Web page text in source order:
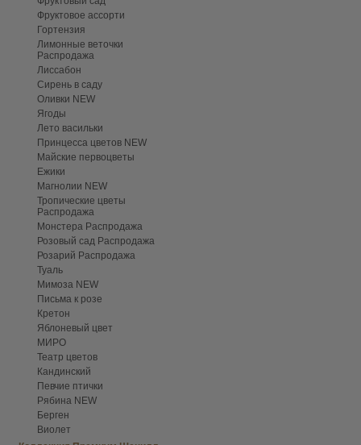
Фруктовое ассорти
Гортензия
Лимонные веточки
Распродажа
Лиссабон
Сирень в саду
Оливки NEW
Ягоды
Лето васильки
Принцесса цветов NEW
Майские первоцветы
Ежики
Магнолии NEW
Тропические цветы
Распродажа
Монстера Распродажа
Розовый сад Распродажа
Розарий Распродажа
Туаль
Мимоза NEW
Письма к розе
Кретон
Яблоневый цвет
МИРО
Театр цветов
Кандинский
Певчие птички
Рябина NEW
Берген
Виолет